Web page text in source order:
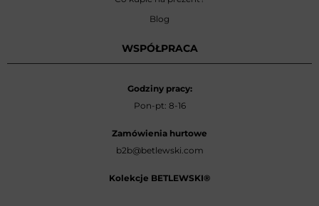
Blog
WSPÓŁPRACA
Godziny pracy:
Pon-pt: 8-16
Zamówienia hurtowe
b2b@betlewski.com
Kolekcje BETLEWSKI®